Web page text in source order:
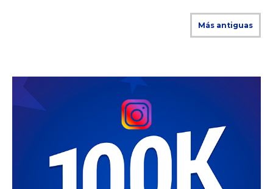
Más antiguas